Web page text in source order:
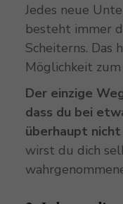
Jedes neue
besteht immer
Scheiterns. Das
Möglichkeit
Der einzige
dass du bei
überhaupt nicht
wirst du dich